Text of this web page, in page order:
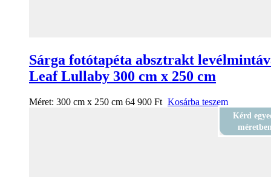
Sárga fotótapéta absztrakt
Leaf Lullaby 300 cm x 250 cm
Méret: 300 cm x 250 cm 64 900 Ft Kosárba teszem
Kérd